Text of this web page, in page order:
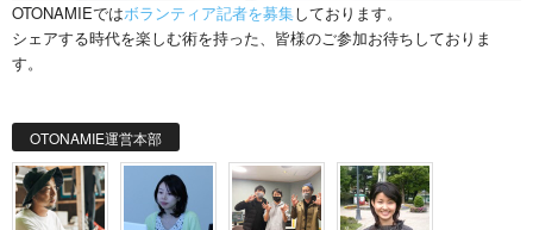
OTONAMIEではボランティア記者を募集しております。
シェアする時代を楽しむ術を持った、皆様のご参加お待ちしておりま
す。
OTONAMIE運営本部